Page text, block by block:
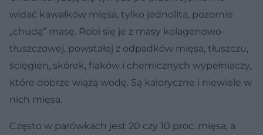
widać kawałków mięsa, tylko jednolita, pozornie
„chudą” masę. Robi się je z masy kolagenowo-
tłuszczowej, powstałej z odpadków mięsa, tłuszczu,
ścięgien, skórek, flaków i chemicznych wypełniaczy,
które dobrze wiążą wodę. Są kaloryczne i niewiele w
nich mięsa.
Często w parówkach jest 20 czy 10 proc. mięsa, a